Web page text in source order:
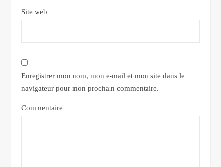
Site web
Enregistrer mon nom, mon e-mail et mon site dans le
navigateur pour mon prochain commentaire.
Commentaire